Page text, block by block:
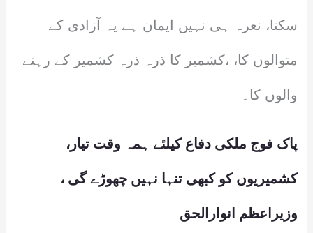
سکتا، نعرہ ہی نہیں ایمان ہے یہ آزادی کے
متوالوں کا، ،کشمیر کا ذرہ ذرہ کشمیر کے رہنے
والوں کا۔
پاک فوج ملکی دفاع کیلئے ہمہ وقت تیار،
کشمیریوں کو کبھی تنہا نہیں چھوڑے گی ،
وزیراعظم انوارالحق